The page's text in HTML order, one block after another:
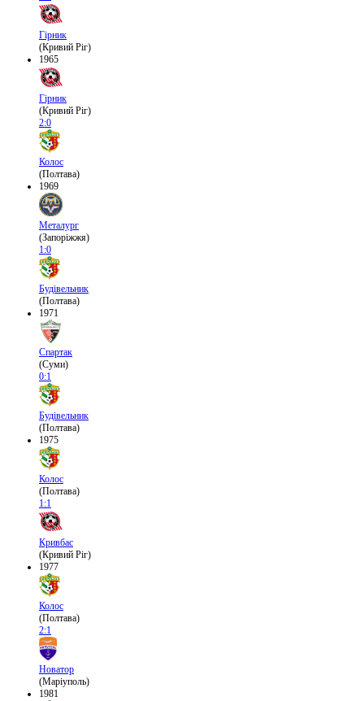
Гірник
(Кривий Ріг)
1965
Гірник
(Кривий Ріг)
2:0
Колос
(Полтава)
1969
Металург
(Запоріжжя)
1:0
Будівельник
(Полтава)
1971
Спартак
(Суми)
0:1
Будівельник
(Полтава)
1975
Колос
(Полтава)
1:1
Кривбас
(Кривий Ріг)
1977
Колос
(Полтава)
2:1
Новатор
(Маріуполь)
1981